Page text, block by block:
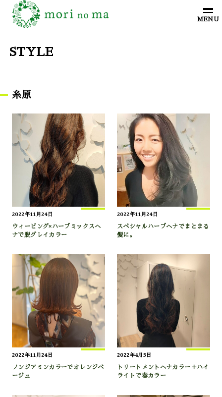
STYLE
糸原
2022年11月24日
ウィービング×ハーブミックスヘ
ナで脱グレイカラー
2022年11月24日
スペシャルハーブヘナでまとまる
髪に。
2022年11月24日
ノンジアミンカラーでオレンジベ
ージュ
2022年4月5日
トリートメントヘナカラー＋ハイ
ライトで春カラー